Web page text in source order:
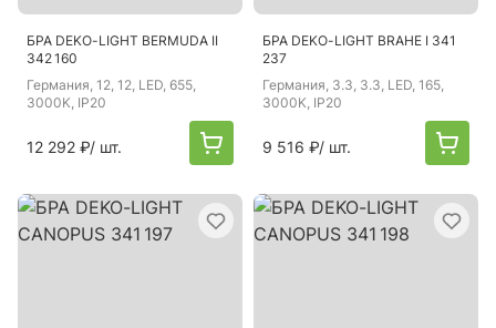
БРА DEKO-LIGHT BERMUDA II
342 160
Германия, 12, 12, LED, 655,
3000K, IP20
12 292 ₽/ шт.
БРА DEKO-LIGHT BRAHE I 341
237
Германия, 3.3, 3.3, LED, 165,
3000K, IP20
9 516 ₽/ шт.